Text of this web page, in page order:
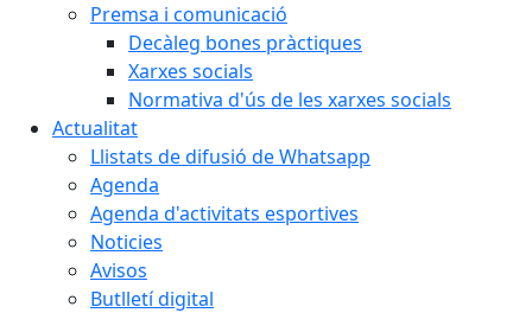
Premsa i comunicació
Decàleg bones pràctiques
Xarxes socials
Normativa d'ús de les xarxes socials
Actualitat
Llistats de difusió de Whatsapp
Agenda
Agenda d'activitats esportives
Noticies
Avisos
Butlletí digital